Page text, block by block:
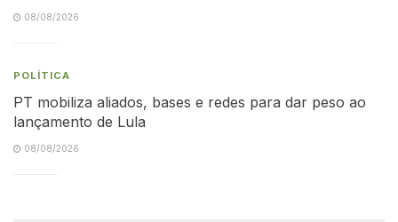
08/08/2026
POLÍTICA
PT mobiliza aliados, bases e redes para dar peso ao
lançamento de Lula
08/08/2026